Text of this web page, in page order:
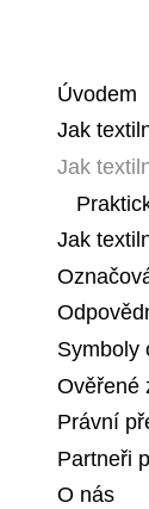
Úvodem
Jak
Jak
Jak
Symboly
Ověřené
Právní
Partneři
O nás